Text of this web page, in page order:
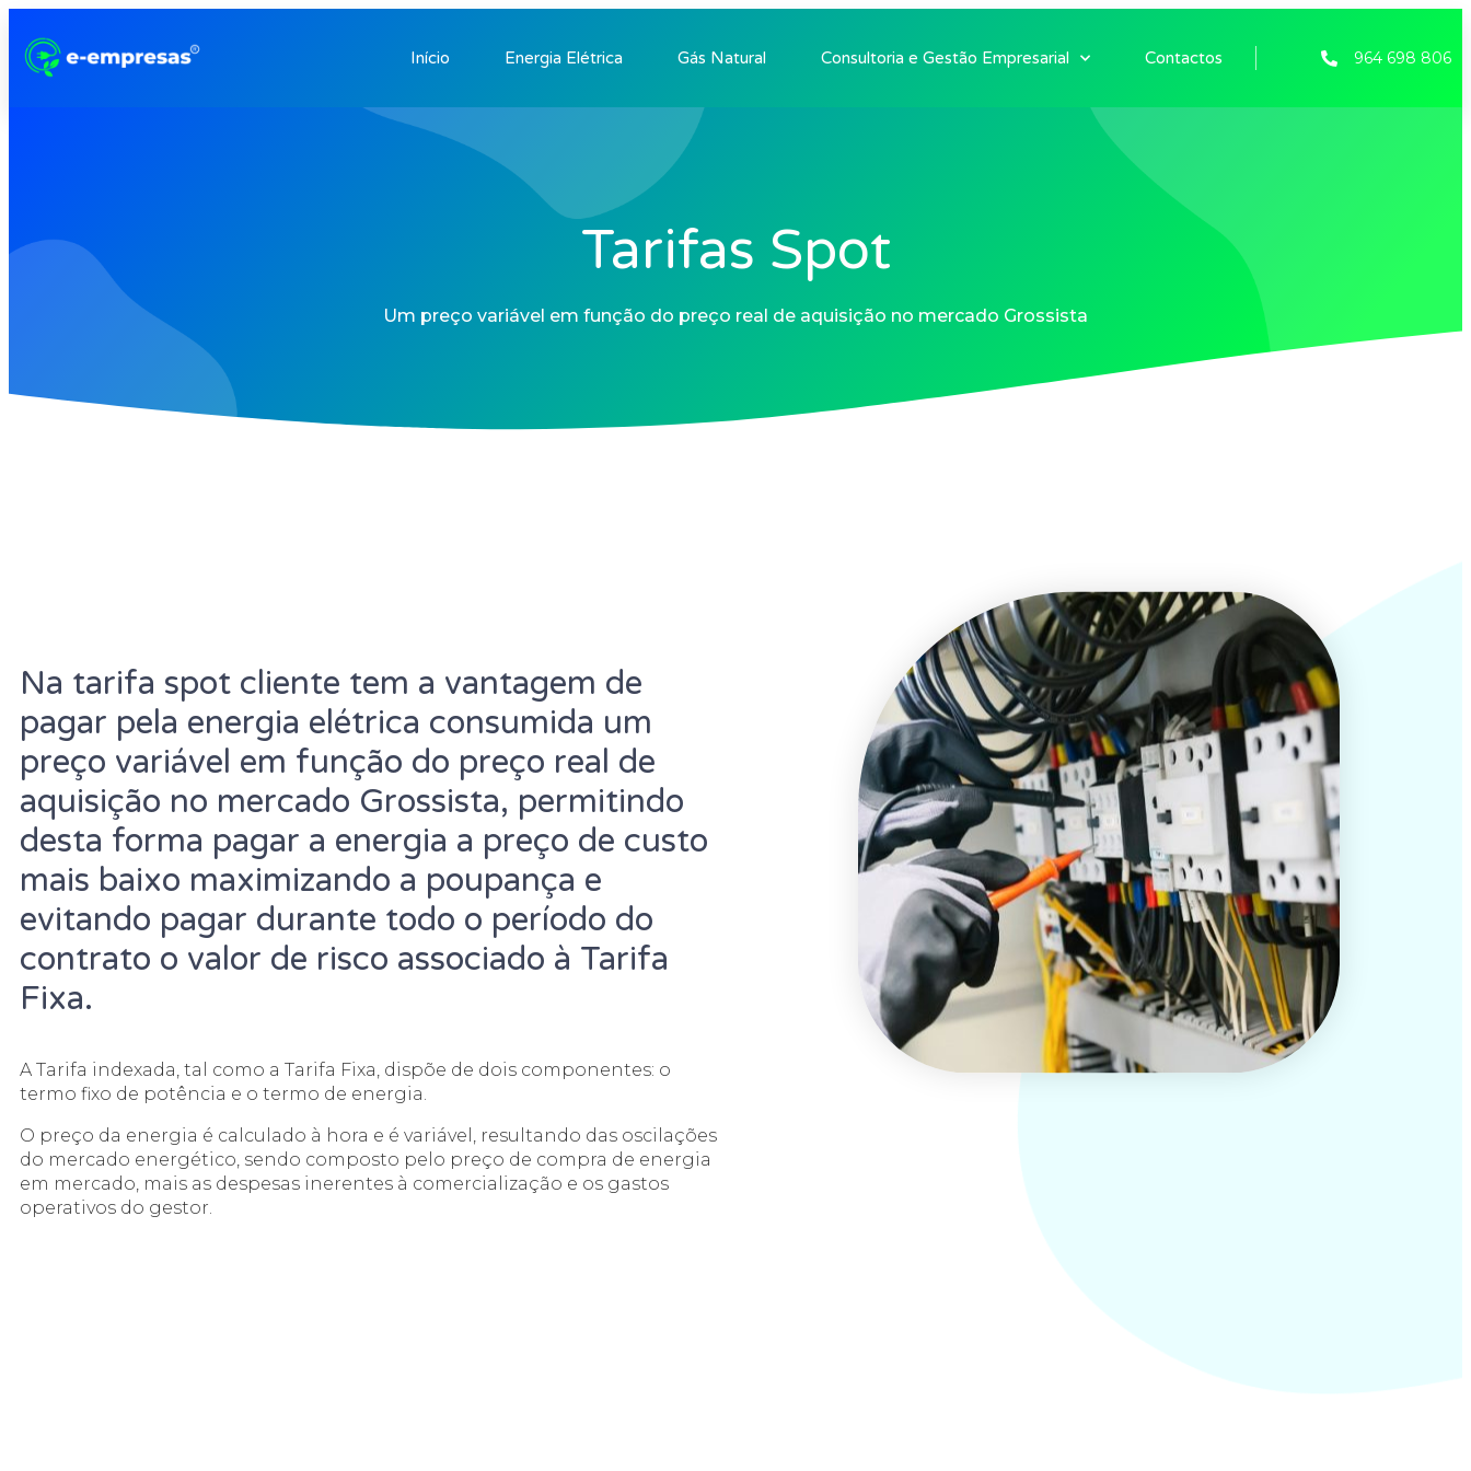
Início Energia Elétrica Gás Natural Consultoria e Gestão Empresarial Contactos 964 698 806
Tarifas Spot
Um preço variável em função do preço real de aquisição no mercado Grossista
Na tarifa spot cliente tem a vantagem de
pagar pela energia elétrica consumida um
preço variável em função do preço real de
aquisição no mercado Grossista, permitindo
desta forma pagar a energia a preço de custo
mais baixo maximizando a poupança e
evitando pagar durante todo o período do
contrato o valor de risco associado à Tarifa
Fixa.
A Tarifa indexada, tal como a Tarifa Fixa, dispõe de dois componentes: o
termo fixo de potência e o termo de energia.
O preço da energia é calculado à hora e é variável, resultando das oscilações
do mercado energético, sendo composto pelo preço de compra de energia
em mercado, mais as despesas inerentes à comercialização e os gastos
operativos do gestor.